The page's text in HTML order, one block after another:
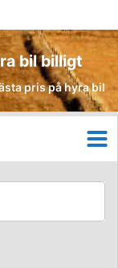
bil billigt
pris på hyra bil